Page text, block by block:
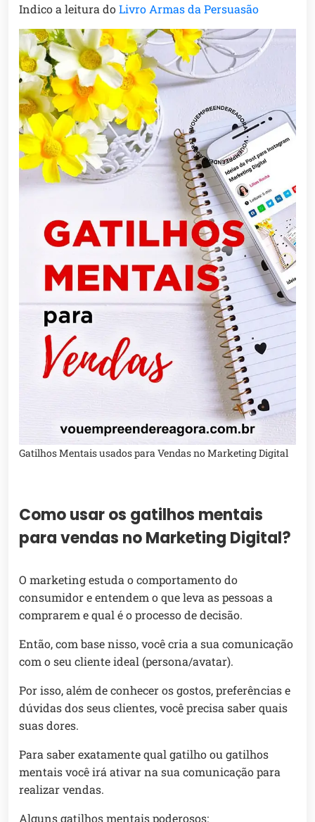
Indico a leitura doLivro Armas da Persuasão
Gatilhos Mentais usados para Vendas no Marketing Digital
Como usar os gatilhos mentais
para vendas no Marketing Digital?
O marketing estuda o comportamento do
consumidor e entendem o que leva as pessoas a
comprarem e qual é o processo de decisão.
Então, com base nisso, você cria a sua comunicação
com o seu cliente ideal (persona/avatar).
Por isso, além de conhecer os gostos, preferências e
dúvidas dos seus clientes, você precisa saber quais
suas dores.
Para saber exatamente qual gatilho ou gatilhos
mentais você irá ativar na sua comunicação para
realizar vendas.
Alguns gatilhos mentais poderosos: